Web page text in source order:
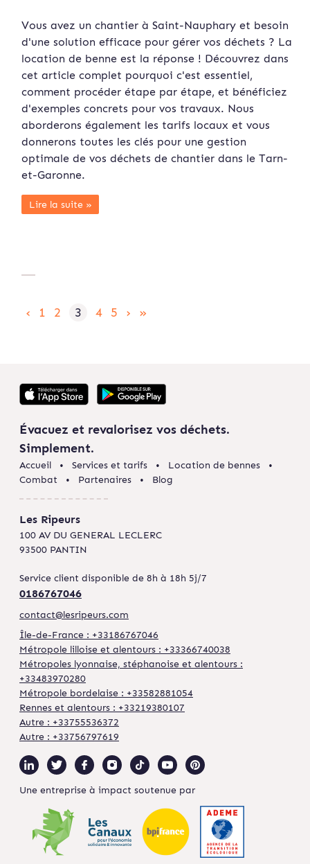
Vous avez un chantier à Saint-Nauphary et besoin
d'une solution efficace pour gérer vos déchets ? La
location de benne est la réponse ! Découvrez dans
cet article complet pourquoi c'est essentiel,
comment procéder étape par étape, et bénéficiez
d'exemples concrets pour vos travaux. Nous
aborderons également les tarifs locaux et vous
donnerons toutes les clés pour une gestion
optimale de vos déchets de chantier dans le Tarn-
et-Garonne.
Lire la suite »
‹ 1 2 3 4 5 › »
Évacuez et revalorisez vos déchets.
Simplement.
Accueil Services et tarifs
Location de bennes
Combat
Partenaires Blog
Les Ripeurs
100 AV DU GENERAL LECLERC
93500 PANTIN
Service client disponible de 8h à 18h 5j/7
0186767046
contact@lesripeurs.com
Île-de-France : +33186767046
Métropole lilloise et alentours : +33366740038
Métropoles lyonnaise, stéphanoise et alentours :
+33483970280
Métropole bordelaise : +33582881054
Rennes et alentours : +33219380107
Autre : +33755536372
Autre : +33756797619
Une entreprise à impact soutenue par